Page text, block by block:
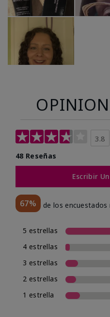
3.8
48 Reseñas
Escribir
67% de los
5 estrellas
4 estrellas
3 estrellas
2 estrellas
1 estrella